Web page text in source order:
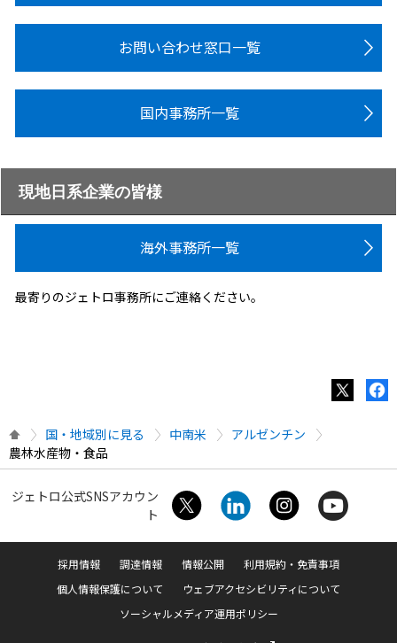
お問い合わせ窓口一覧
国内事務所一覧
現地日系企業の皆様
海外事務所一覧
最寄りのジェトロ事務所にご連絡ください。
国・地域別に見る 中南米
アルゼンチン
農林水産物・食品
ジェトロ公式SNSアカウン
ト
採用情報 調達情報 情報公開
利用規約・免責事項
個人情報保護について
ウェブアクセシビリティについて
ソーシャルメディア運用ポリシー